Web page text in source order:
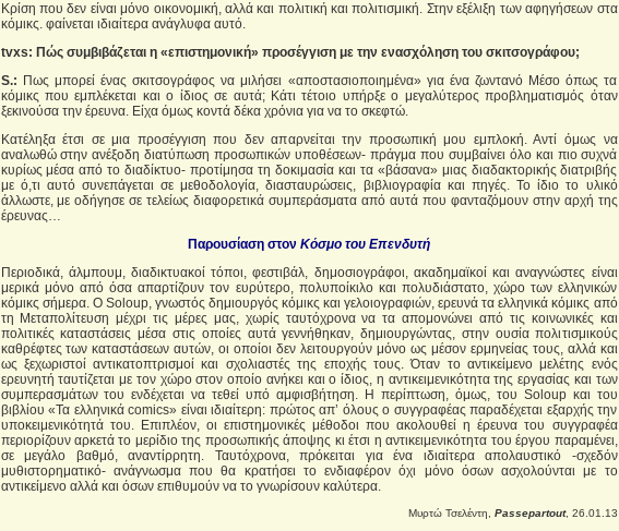
Κρίση που δεν είναι μόνο οικονομική, αλλά και πολιτική και πολιτισμική. Στην εξέλιξη των αφηγήσεων στα
κόμικς. φαίνεται ιδιαίτερα ανάγλυφα αυτό.
tvxs: Πώς συμβιβάζεται η «επιστημονική» προσέγγιση με την ενασχόληση του σκιτσογράφου;
S.: Πως μπορεί ένας σκιτσογράφος να μιλήσει «αποστασιοποιημένα» για ένα ζωντανό Μέσο όπως τα
κόμικς που εμπλέκεται και ο ίδιος σε αυτά; Κάτι τέτοιο υπήρξε ο μεγαλύτερος προβληματισμός όταν
ξεκινούσα την έρευνα. Είχα όμως κοντά δέκα χρόνια για να το σκεφτώ.
Κατέληξα έτσι σε μια προσέγγιση που δεν απαρνείται την προσωπική μου εμπλοκή. Αντί όμως να
αναλωθώ στην ανέξοδη διατύπωση προσωπικών υποθέσεων- πράγμα που συμβαίνει όλο και πιο συχνά
κυρίως μέσα από το διαδίκτυο- προτίμησα τη δοκιμασία και τα «βάσανα» μιας διαδακτορικής διατριβής
με ό,τι αυτό συνεπάγεται σε μεθοδολογία, διασταυρώσεις, βιβλιογραφία και πηγές. Το ίδιο το υλικό
άλλωστε, με οδήγησε σε τελείως διαφορετικά συμπεράσματα από αυτά που φανταζόμουν στην αρχή της
έρευνας…
Παρουσίαση στον Κόσμο του Επενδυτή
Περιοδικά, άλμπουμ, διαδικτυακοί τόποι, φεστιβάλ, δημοσιογράφοι, ακαδημαϊκοί και αναγνώστες είναι
μερικά μόνο από όσα απαρτίζουν τον ευρύτερο, πολυποίκιλο και πολυδιάστατο, χώρο των ελληνικών
κόμικς σήμερα. Ο Soloup, γνωστός δημιουργός κόμικς και γελοιογραφιών, ερευνά τα ελληνικά κόμικς από
τη Μεταπολίτευση μέχρι τις μέρες μας, χωρίς ταυτόχρονα να τα απομονώνει από τις κοινωνικές και
πολιτικές καταστάσεις μέσα στις οποίες αυτά γεννήθηκαν, δημιουργώντας, στην ουσία πολιτισμικούς
καθρέφτες των καταστάσεων αυτών, οι οποίοι δεν λειτουργούν μόνο ως μέσον ερμηνείας τους, αλλά και
ως ξεχωριστοί αντικατοπτρισμοί και σχολιαστές της εποχής τους. Όταν το αντικείμενο μελέτης ενός
ερευνητή ταυτίζεται με τον χώρο στον οποίο ανήκει και ο ίδιος, η αντικειμενικότητα της εργασίας και των
συμπερασμάτων του ενδέχεται να τεθεί υπό αμφισβήτηση. Η περίπτωση, όμως, του Soloup και του
βιβλίου «Τα ελληνικά comics» είναι ιδιαίτερη: πρώτος απ’ όλους ο συγγραφέας παραδέχεται εξαρχής την
υποκειμενικότητά του. Επιπλέον, οι επιστημονικές μέθοδοι που ακολουθεί η έρευνα του συγγραφέα
περιορίζουν αρκετά το μερίδιο της προσωπικής άποψης κι έτσι η αντικειμενικότητα του έργου παραμένει,
σε μεγάλο βαθμό, αναντίρρητη. Ταυτόχρονα, πρόκειται για ένα ιδιαίτερα απολαυστικό -σχεδόν
μυθιστορηματικό- ανάγνωσμα που θα κρατήσει το ενδιαφέρον όχι μόνο όσων ασχολούνται με το
αντικείμενο αλλά και όσων επιθυμούν να το γνωρίσουν καλύτερα.
Μυρτώ Τσελέντη, Passepartout, 26.01.13